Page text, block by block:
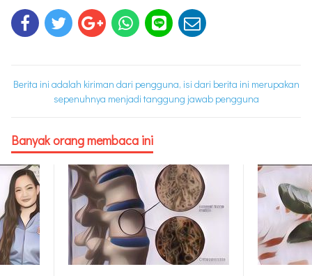
Berita ini adalah kiriman dari pengguna, isi dari berita ini merupakan
sepenuhnya menjadi tanggung jawab pengguna
Banyak orang membaca ini